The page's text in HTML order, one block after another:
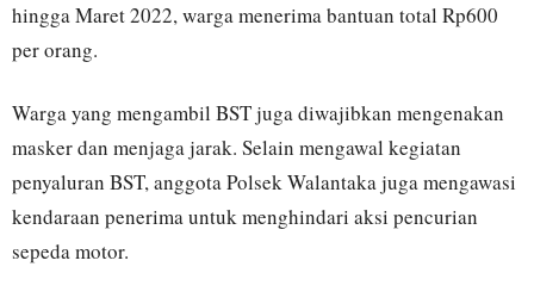
hingga Maret 2022, warga menerima bantuan total Rp600
per orang.
Warga yang mengambil BST juga diwajibkan mengenakan
masker dan menjaga jarak. Selain mengawal kegiatan
penyaluran BST, anggota Polsek Walantaka juga mengawasi
kendaraan penerima untuk menghindari aksi pencurian
sepeda motor.